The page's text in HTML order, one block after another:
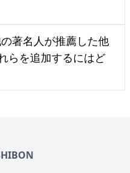
著名人が推薦した他
らを追加するにはど